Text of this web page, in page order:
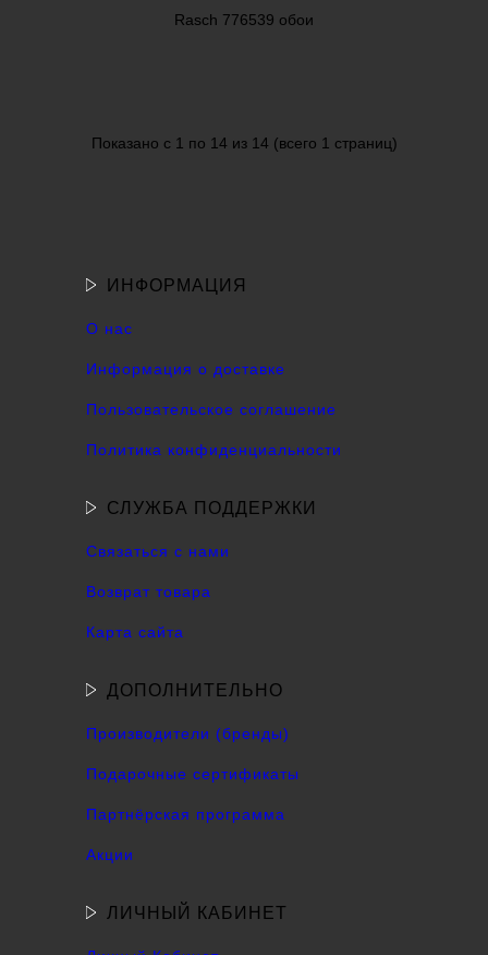
Rasch 776539 обои
Показано с 1 по 14 из 14 (всего 1 страниц)
ИНФОРМАЦИЯ
О нас
Информация о доставке
Пользовательское соглашение
Политика конфиденциальности
СЛУЖБА ПОДДЕРЖКИ
Связаться с нами
Возврат товара
Карта сайта
ДОПОЛНИТЕЛЬНО
Производители (бренды)
Подарочные сертификаты
Партнёрская программа
Акции
ЛИЧНЫЙ КАБИНЕТ